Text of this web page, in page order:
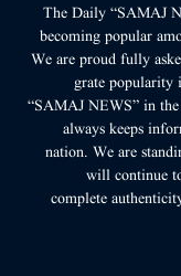
The Daily “SAMAJ
becoming popular
We are proud fully
grate popularity
“SAMAJ NEWS” in
always keeps
nation. We are
will continue
complete